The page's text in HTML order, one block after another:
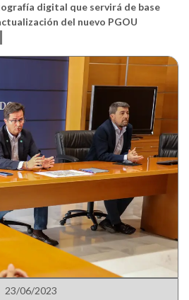
digital que servirá de base
del nuevo PGOU
23/06/2023